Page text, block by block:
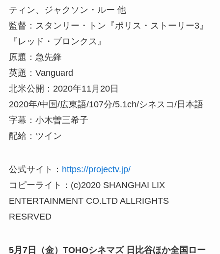
ティン、ジャクソン・ルー 他
監督：スタンリー・トン『ポリス・ストーリー3』
『レッド・ブロンクス』
原題：急先鋒
英題：Vanguard
北米公開：2020年11月20日
2020年/中国/広東語/107分/5.1ch/シネスコ/日本語
字幕：小木曽三希子
配給：ツイン
公式サイト： https://projectv.jp/
コピーライト：(c)2020 SHANGHAI LIX
ENTERTAINMENT CO.LTD ALLRIGHTS
RESRVED
5月7日（金）TOHOシネマズ 日比谷ほか全国ロー